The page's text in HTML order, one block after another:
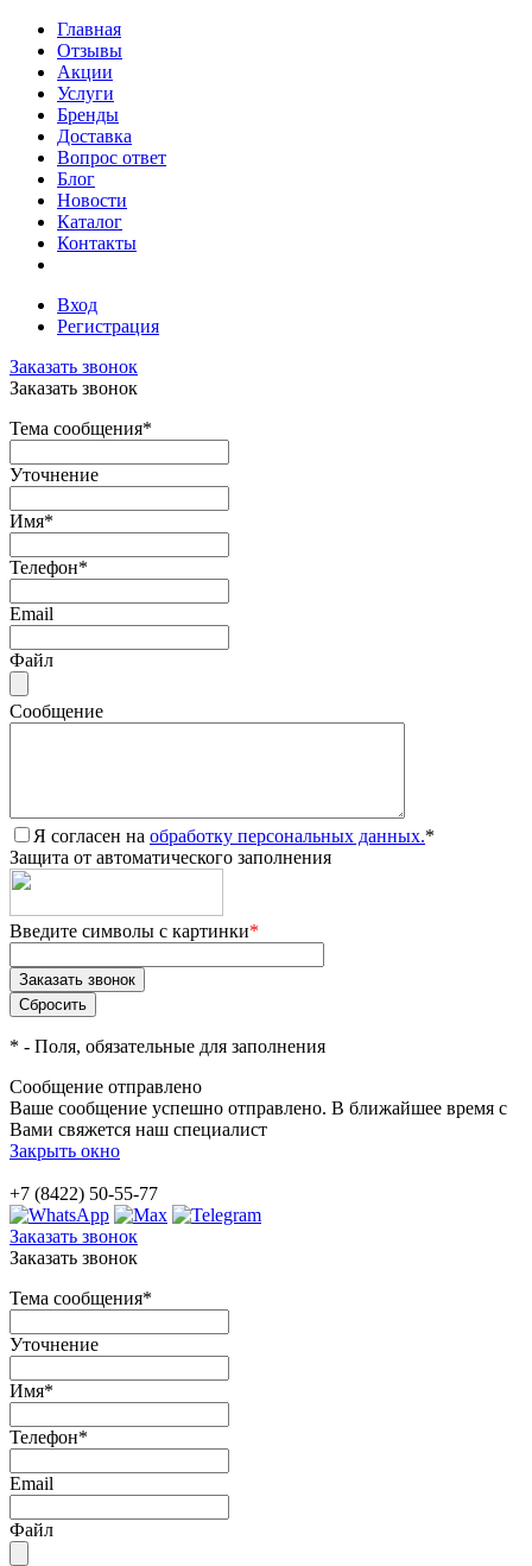
Главная
Отзывы
Акции
Услуги
Бренды
Доставка
Вопрос ответ
Блог
Новости
Каталог
Контакты
Вход
Регистрация
Заказать звонок
Заказать звонок
Тема сообщения*
Уточнение
Имя*
Телефон*
Email
Файл
Сообщение
Я согласен на обработку персональных данных.*
Защита от автоматического заполнения
Введите символы с картинки*
* - Поля, обязательные для заполнения
Сообщение отправлено
Ваше сообщение успешно отправлено. В ближайшее время с
Вами свяжется наш специалист
Закрыть окно
+7 (8422) 50-55-77
Заказать звонок
Заказать звонок
Тема сообщения*
Уточнение
Имя*
Телефон*
Email
Файл